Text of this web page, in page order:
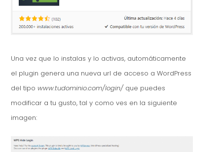
Una vez que lo instalas y lo activas, automáticamente
el plugin genera una nueva url de acceso a WordPress
del tipowww.tudominio.com/login/ que puedes
modificar a tu gusto, tal y como ves en la siguiente
imagen: